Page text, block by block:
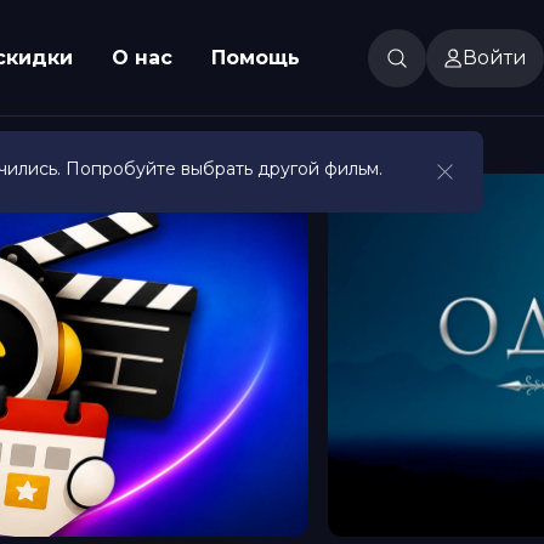
О нас Помощь Войти